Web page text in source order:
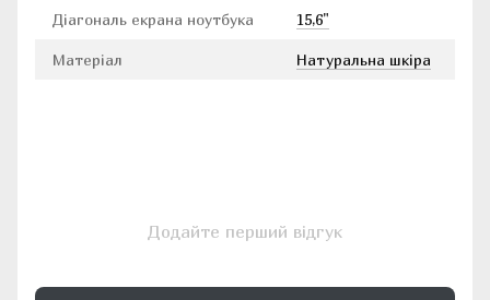
Діагональ екрана ноутбука 15,6"
Матеріал Натуральна шкіра
Додайте перший відгук